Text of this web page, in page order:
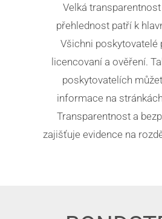
Velká
přehlednost patří k
Všichni poskytovatelé
licencovaní a ověření.
poskytovatelích
informace na
Transparentnost a
zajišťuje evidence na